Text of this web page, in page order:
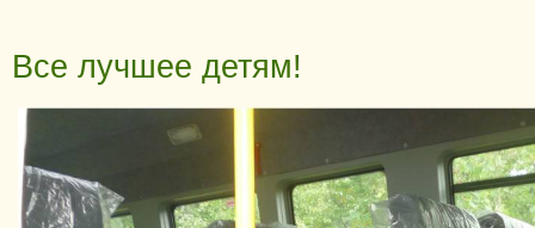
Все лучшее детям!